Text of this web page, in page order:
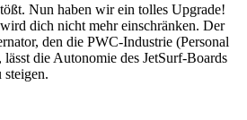
Nun haben wir ein tolles Upgrade!
dich nicht mehr einschränken. Der
den die PWC-Industrie (Personal
lässt die Autonomie des JetSurf-Boards
steigen.